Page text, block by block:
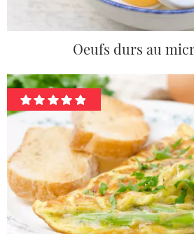
Oeufs durs au